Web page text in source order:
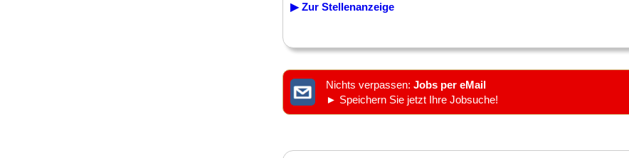
▶ Zur Stellenanzeige
Nichts verpassen: Jobs per eMail
► Speichern Sie jetzt Ihre Jobsuche!